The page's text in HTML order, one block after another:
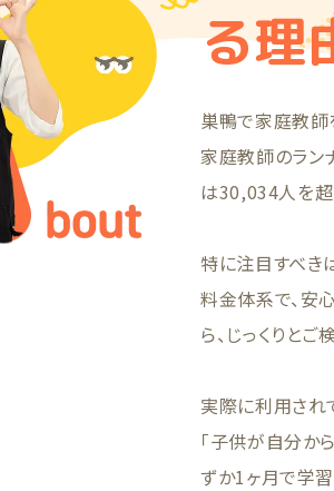
る理
巣鴨で家庭教師
家庭教師のラン
は30,034人を超
特に注目すべき
料金体系で、安
ら、じっくりとご
実際に利用され
「子供が自分か
ずか1ヶ月で学